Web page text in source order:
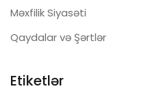
Məxfilik Siyasəti
Qaydalar və Şərtlər
Etiketlər